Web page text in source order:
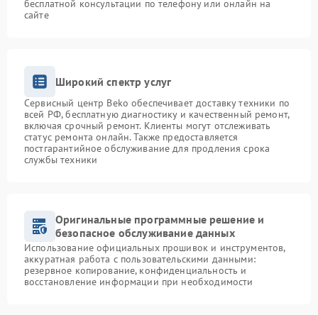
бесплатной консультации по телефону или онлайн на
сайте
Широкий спектр услуг
Сервисный центр Beko обеспечивает доставку техники по
всей РФ, бесплатную диагностику и качественный ремонт,
включая срочный ремонт. Клиенты могут отслеживать
статус ремонта онлайн. Также предоставляется
постгарантийное обслуживание для продления срока
службы техники
Оригинальные программные решение и
безопасное обслуживание данных
Использование официальных прошивок и инструментов,
аккуратная работа с пользовательскими данными:
резервное копирование, конфиденциальность и
восстановление информации при необходимости